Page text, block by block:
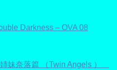
Darkness – OVA 08
妹奈落篇 （Twin Angels ）